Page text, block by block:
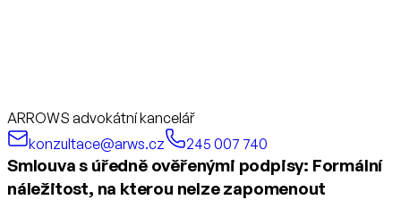
ARROWS advokátní kancelář
konzultace@arws.cz
245 007 740
Smlouva s úředně ověřenými podpisy: Formální
náležitost, na kterou nelze zapomenout